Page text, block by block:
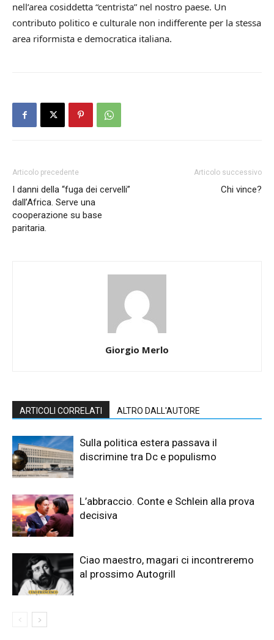
nell’area cosiddetta “centrista” nel nostro paese. Un
contributo politico e culturale non indifferente per la stessa
area riformista e democratica italiana.
Articolo precedente
I danni della “fuga dei cervelli”
dall’Africa. Serve una
cooperazione su base
paritaria.
Articolo successivo
Chi vince?
Giorgio Merlo
ARTICOLI CORRELATI ALTRO DALL'AUTORE
Sulla politica estera passava il
discrimine tra Dc e populismo
L’abbraccio. Conte e Schlein alla prova
decisiva
Ciao maestro, magari ci incontreremo
al prossimo Autogrill